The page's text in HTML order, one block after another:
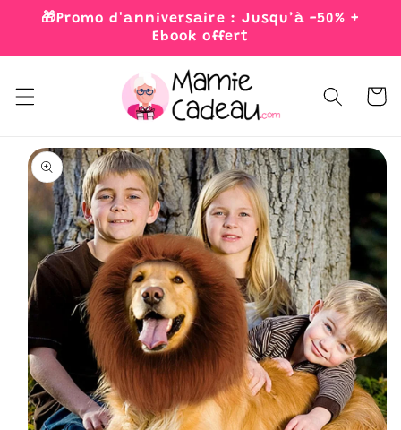
Skip to
🎁Promo d'anniversaire : Jusqu’à -50% +
Ebook offert
Cart
Skip to
product
information